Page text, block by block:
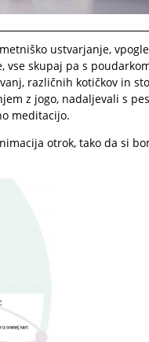
ustvarjanje,
vse skupaj pa s
različnih kotičkov in
z jogo, nadaljevali s
meditacijo.
otrok, tako da si